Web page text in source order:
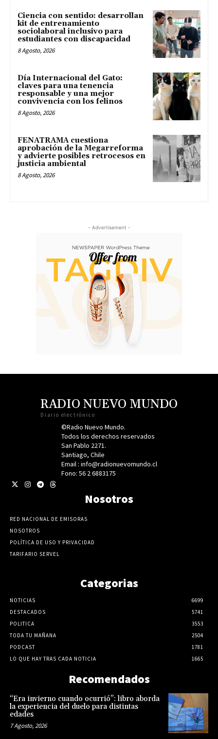
Ciencia con sentido: desarrollan
kit de entrenamiento
sociolaboral inclusivo para
estudiantes con discapacidad
8 Agosto, 2026
Día Internacional del Gato:
claves para una tenencia
responsable y una mejor
convivencia con los felinos
8 Agosto, 2026
FENATRAMA cuestiona
aprobación de la Megarreforma
y advierte posibles retrocesos en
justicia ambiental
8 Agosto, 2026
- Advertisement -
RADIO NUEVO MUNDO
Diario electrónico
©Radio Nuevo Mundo.
Todos los derechos reservados
San Pablo 2271.
Santiago, Chile
Email : info@radionuevomundo.cl
Fono: 56 2 6883175
Nosotros
RED NACIONAL DE EMISORAS
NOSOTROS
POLÍTICA DE USO Y PRIVACIDAD
TARIFARIO SERVEL
Categorias
NOTICIAS
6699
DESTACADOS
5741
POLITICA
3553
TODA TU MAÑANA
2504
PODCAST
1781
LO QUE HAY TRAS CADA NOTICIA
1665
Recomendados
“Era invierno cuando ocurrió”: libro aborda
la experiencia del duelo para distintas
edades
7 Agosto, 2026